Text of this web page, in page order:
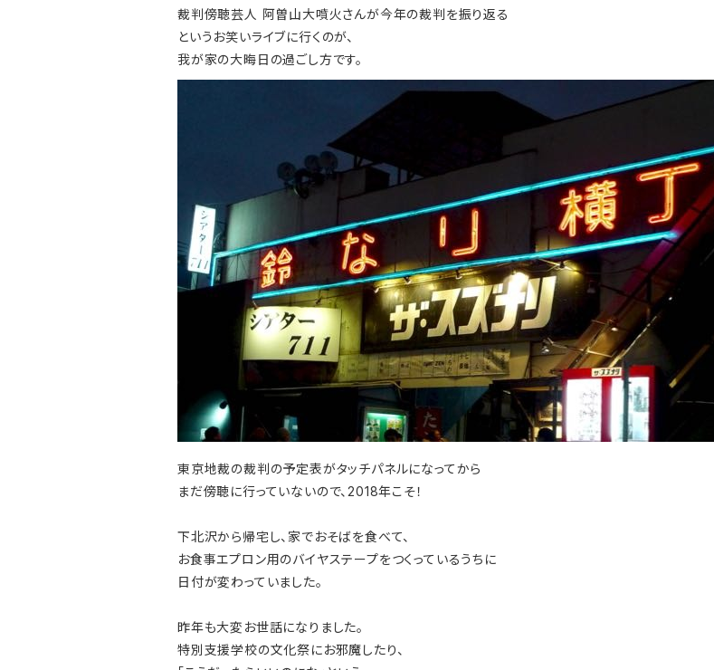
裁判傍聴芸人 阿曽山大噴火さんが今年の裁判を振り返る
というお笑いライブに行くのが、
我が家の大晦日の過ごし方です。
東京地裁の裁判の予定表がタッチパネルになってから
まだ傍聴に行っていないので、2018年こそ！
下北沢から帰宅し、家でおそばを食べて、
お食事エプロン用のバイヤステープをつくっているうちに
日付が変わっていました。
昨年も大変お世話になりました。
特別支援学校の文化祭にお邪魔したり、